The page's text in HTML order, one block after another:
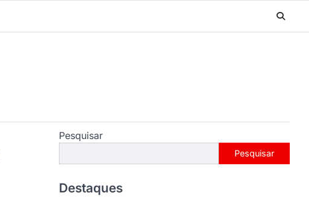
Pesquisar
Pesquisar
Destaques